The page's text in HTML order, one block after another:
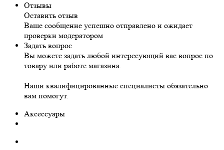
Отзывы
Оставить отзыв
Ваше сообщение успешно отправлено и ожидает
проверки модератором
Задать вопрос
Вы можете задать любой интересующий вас вопрос по
товару или работе магазина.
Наши квалифицированные специалисты обязательно
вам помогут.
Аксессуары